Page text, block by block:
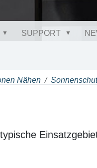
SUPPORT
Nähen